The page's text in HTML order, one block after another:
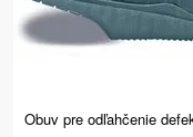
Obuv pre odľahčenie